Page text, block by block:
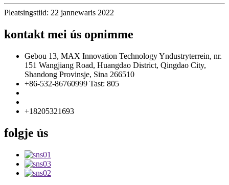
Pleatsingstiid: 22 jannewaris 2022
kontakt mei ús opnimme
Gebou 13, MAX Innovation Technology Yndustryterrein, nr.
151 Wangjiang Road, Huangdao District, Qingdao City,
Shandong Provinsje, Sina 266510
+86-532-86760999 Tast: 805
+18205321693
folgje ús